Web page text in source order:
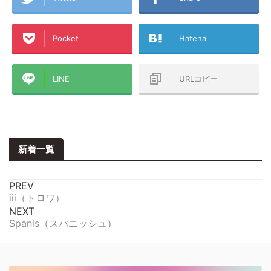
Pocket Hatena
LINE URLコピー
新着一覧
PREV
iii（トロワ）
NEXT
Spanis（スパニッシュ）